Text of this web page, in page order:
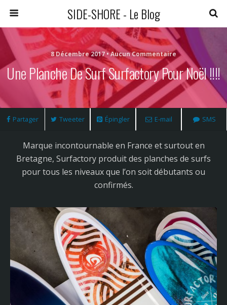
SIDE-SHORE - Le Blog
8 Décembre 2017 • Aucun Commentaire
Une Planche De Surf Surfactory Pour Noël !!!!
Partager Tweeter Épingler E-mail SMS
Marque incontournable en France et surtout en
Bretagne, Surfactory produit des planches de surfs
pour tous les niveaux que l’on soit débutants ou
confirmés.